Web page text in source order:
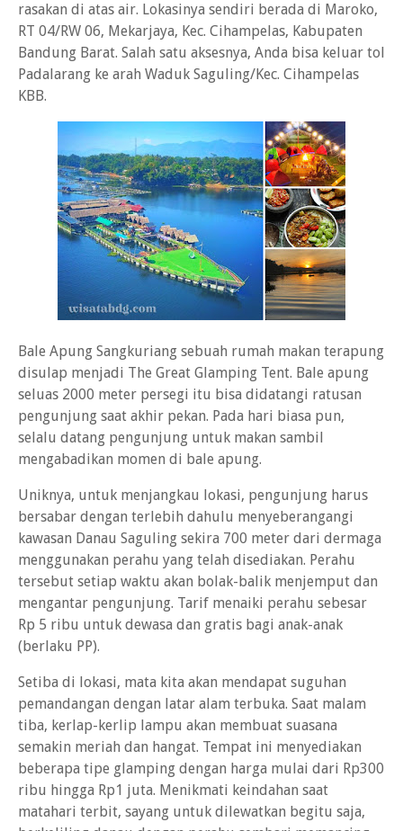
rasakan di atas air. Lokasinya sendiri berada di Maroko,
RT 04/RW 06, Mekarjaya, Kec. Cihampelas, Kabupaten
Bandung Barat. Salah satu aksesnya, Anda bisa keluar tol
Padalarang ke arah Waduk Saguling/Kec. Cihampelas
KBB.
Bale Apung Sangkuriang sebuah rumah makan terapung
disulap menjadi The Great Glamping Tent. Bale apung
seluas 2000 meter persegi itu bisa didatangi ratusan
pengunjung saat akhir pekan. Pada hari biasa pun,
selalu datang pengunjung untuk makan sambil
mengabadikan momen di bale apung.
Uniknya, untuk menjangkau lokasi, pengunjung harus
bersabar dengan terlebih dahulu menyeberangangi
kawasan Danau Saguling sekira 700 meter dari dermaga
menggunakan perahu yang telah disediakan. Perahu
tersebut setiap waktu akan bolak-balik menjemput dan
mengantar pengunjung. Tarif menaiki perahu sebesar
Rp 5 ribu untuk dewasa dan gratis bagi anak-anak
(berlaku PP).
Setiba di lokasi, mata kita akan mendapat suguhan
pemandangan dengan latar alam terbuka. Saat malam
tiba, kerlap-kerlip lampu akan membuat suasana
semakin meriah dan hangat. Tempat ini menyediakan
beberapa tipe glamping dengan harga mulai dari Rp300
ribu hingga Rp1 juta. Menikmati keindahan saat
matahari terbit, sayang untuk dilewatkan begitu saja,